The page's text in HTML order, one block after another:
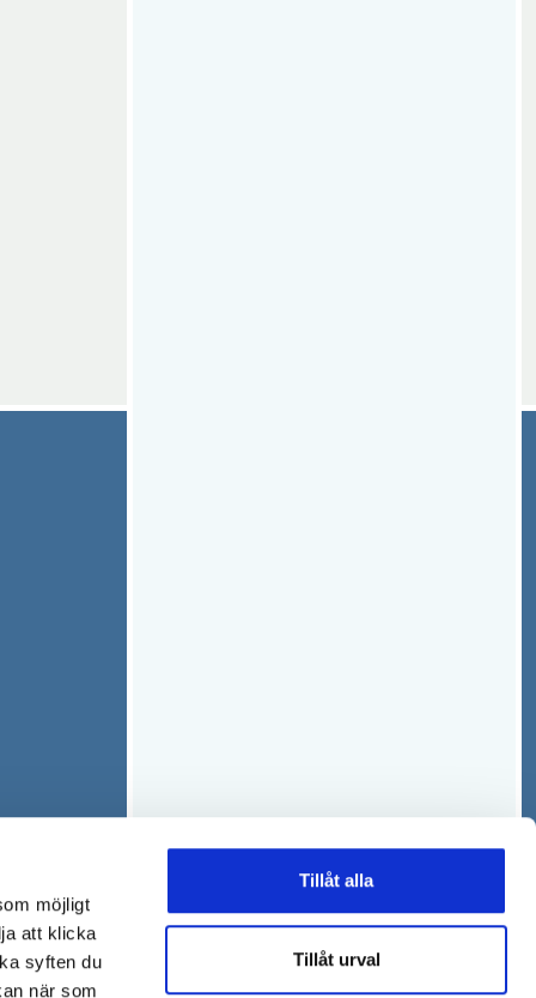
möjligt
att klicka
syften du
när som
Tillåt alla
Tillåt urval